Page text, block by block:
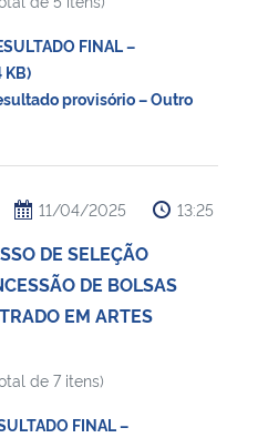
FINAL –
KB)
provisório – Outro
11/04/2025 13:25
DE SELEÇÃO
DE BOLSAS
EM ARTES
de 7 itens)
FINAL –